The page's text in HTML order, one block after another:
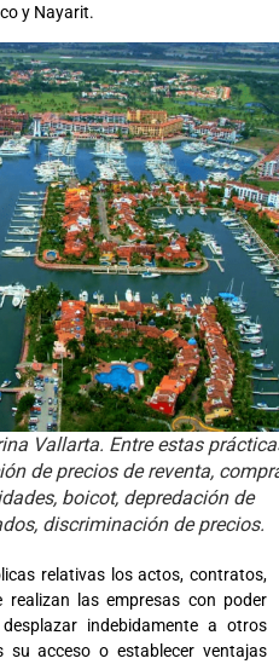
y Nayarit.
Vallarta. Entre estas
de precios de reventa,
boicot, depredación de
discriminación de precios.
relativas los actos, contratos,
realizan las empresas con poder
indebidamente a otros
su acceso o establecer ventajas